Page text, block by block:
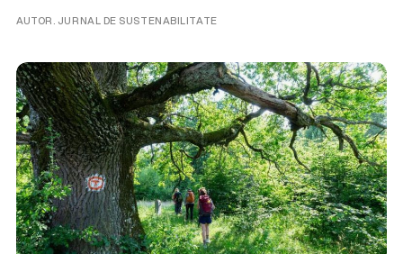
AUTOR. JURNAL DE SUSTENABILITATE